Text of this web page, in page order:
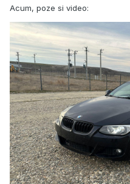
Acum, poze si video: